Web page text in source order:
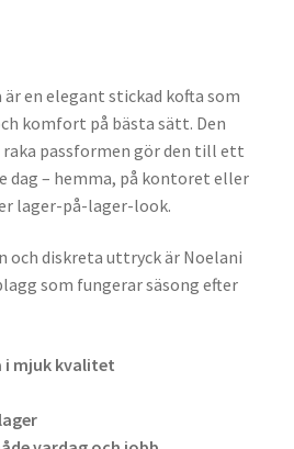
en elegant stickad kofta som
komfort på bästa sätt. Den
raka passformen gör den till ett
dag – hemma, på kontoret eller
lager-på-lager-look.
och diskreta uttryck är Noelani
som fungerar säsong efter
i mjuk kvalitet